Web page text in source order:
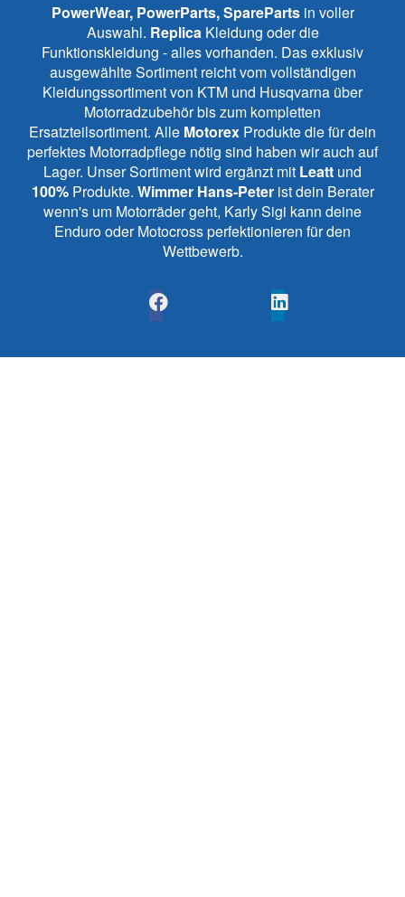
PowerWear, PowerParts, SparePartsin voller
Auswahl. Replica Kleidung oder die
Funktionskleidung - alles vorhanden. Das exklusiv
ausgewählte Sortiment reicht vom vollständigen
Kleidungssortiment von KTM und Husqvarna über
Motorradzubehör bis zum kompletten
Ersatzteilsortiment. Alle Motorex Produkte die für dein
perfektes Motorradpflege nötig sind haben wir auch auf
Lager. Unser Sortiment wird ergänzt mit Leatt und
100%Produkte. Wimmer Hans-Peterist dein Berater
wenn's um Motorräder geht, Karly Sigi kann deine
Enduro oder Motocross perfektionieren für den
Wettbewerb.